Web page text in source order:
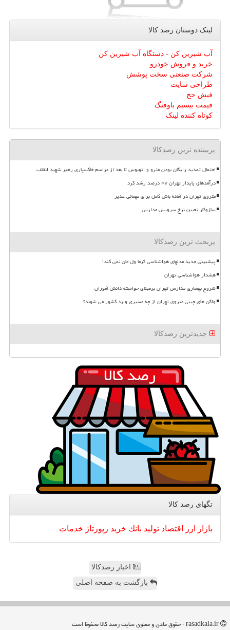
لینک دوستان رصد كالا
آب شیرین کن - دستگاه آب شیرین کن
خرید و فروش خودرو
شرکت صنعتی سخت پوشش
طراحی سایت
فیش حج
قیمت بیسیم باوفنگ
کوتاه کننده لینک
پربیننده ترین رصدکالا
احتمال تمدید رایگان بودن مترو و اتوبوس تا بعد از مراسم خاکسپاری رهبر شهید انقلاب
درآمدهای پایدار تهران ۴۷ درصد رشد کرد
متروی تهران در آماده باش کامل برای مهمانی غدیر
سازوکار تعیین نرخ سرویس مدارس
پربحث ترین رصدکالا
پیشبینی جدید مدلهای هواشناسی گرما ول مان نمی کند!
هشدار هواشناسی تهران
شروع بهسازی مدارس تهران برمبنای خواسته دانش آموزان
واگن های چینی متروی تهران از چه مسیری وارد کشور می شوند؟
جدیدترین رصدکالا
تگهای رصد كالا
بازار ارز اقتصاد تولید بانك خرید رپورتاژ خدمات
اخبار رصدکالا
بازگشت به صفحه اصلی